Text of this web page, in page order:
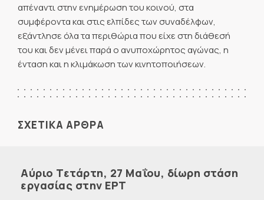
απέναντι στην ενημέρωση του κοινού, στα
συμφέροντα και στις ελπίδες των συναδέλφων,
εξάντλησε όλα τα περιθώρια που είχε στη διάθεσή
του και δεν μένει παρά ο ανυποχώρητος αγώνας, η
ένταση και η κλιμάκωση των κινητοποιήσεων.
ΣΧΕΤΙΚΑ ΑΡΘΡΑ
Αύριο Τετάρτη, 27 Μαΐου, δίωρη στάση
εργασίας στην ΕΡΤ